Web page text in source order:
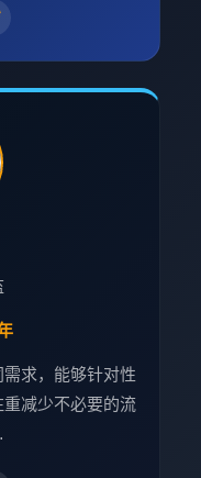
求，能够针对性
减少不必要的流